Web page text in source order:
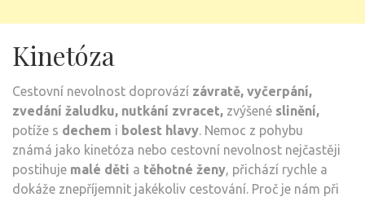
Kinetóza
Cestovní nevolnost doprovází závratě, vyčerpání,
zvedání žaludku, nutkání zvracet, zvýšené slinění,
potíže s dechem i bolest hlavy. Nemoc z pohybu
známá jako kinetóza nebo cestovní nevolnost nejčastěji
postihuje malé děti a těhotné ženy, přichází rychle a
dokáže znepříjemnit jakékoliv cestování. Proč je nám při